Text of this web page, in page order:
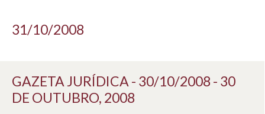
31/10/2008
GAZETA JURÍDICA - 30/10/2008 - 30
DE OUTUBRO, 2008